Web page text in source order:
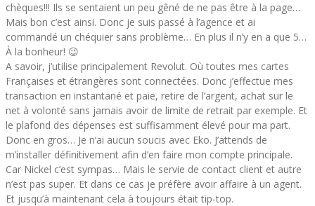
chèques!!! Ils se sentaient un peu gêné de ne pas être à la page…
Mais bon c’est ainsi. Donc je suis passé à l’agence et ai
commandé un chéquier sans problème… En plus il n’y en a que 5…
À la bonheur! 😉
A savoir, j’utilise principalement Revolut. Où toutes mes cartes
Françaises et étrangères sont connectées. Donc j’effectue mes
transaction en instantané et paie, retire de l’argent, achat sur le
net à volonté sans jamais avoir de limite de retrait par exemple. Et
le plafond des dépenses est suffisamment élevé pour ma part.
Donc en gros… Je n’ai aucun soucis avec Eko. J’attends de
m’installer définitivement afin d’en faire mon compte principale.
Car Nickel c’est sympas… Mais le servie de contact client et autre
n’est pas super. Et dans ce cas je préfère avoir affaire à un agent.
Et jusqu’à maintenant cela à toujours était tip-top.